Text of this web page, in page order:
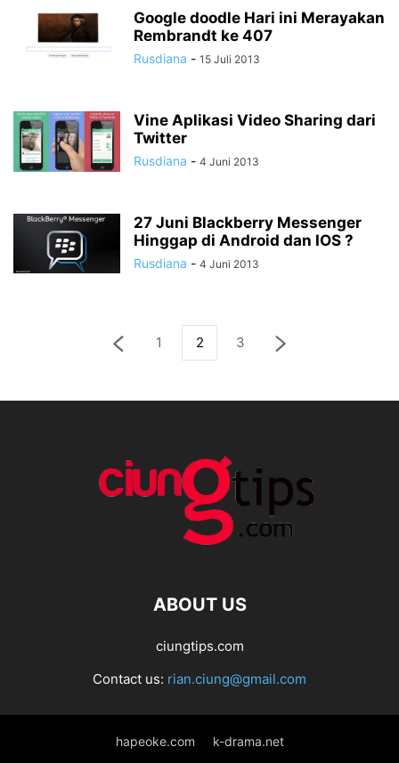
Google doodle Hari ini Merayakan
Rembrandt ke 407
Rusdiana - 15 Juli 2013
Vine Aplikasi Video Sharing dari
Twitter
Rusdiana - 4 Juni 2013
27 Juni Blackberry Messenger
Hinggap di Android dan IOS ?
Rusdiana - 4 Juni 2013
1 2 3
ABOUT US
ciungtips.com
Contact us: rian.ciung@gmail.com
hapeoke.com k-drama.net